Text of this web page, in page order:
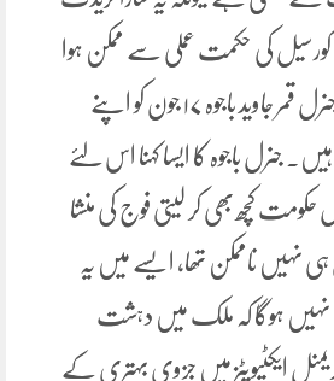
کورسیل کی حکمت عملی سے ممکن ہوا
ہے ، جس کا برملا اظہار جنرل قمر جاوید باجوہ ۱۷ جون کو اپنے
جنرل باجوہ کا ایسا کہنا اس لئے
کچھ بھی کر لیتی فوج کی منشا
ہی نہیں ناممکن تھا، ایسے میں یہ
جا نہیں ہوگا کہ ملک میں دہشت
ایکٹیویٹز میں جزوی بہتری کے